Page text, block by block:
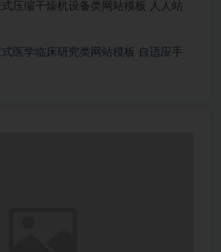
式压缩干燥机设备类网站模板 人人站
式医学临床研究类网站模板 自适应手